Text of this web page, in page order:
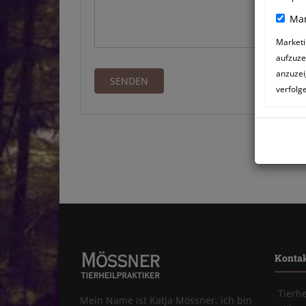
Mein Name ist Katja Mössner, ich bin